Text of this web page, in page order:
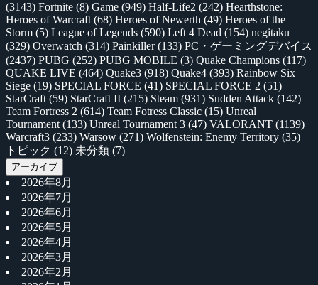
(3143) Fortnite (8) Game (949) Half-Life2 (242) Hearthstone:
Heroes of Warcraft (68) Heroes of Newerth (49) Heroes of the
Storm (5) League of Legends (590) Left 4 Dead (154) negitaku
(329) Overwatch (314) Painkiller(133) PC・ゲーミングデバイス
(2437) PUBG (252) PUBG MOBILE (3) Quake Champions (117)
QUAKE LIVE (464) Quake3 (918) Quake4 (393) Rainbow Six
Siege (19) SPECIAL FORCE (41) SPECIAL FORCE 2 (51)
StarCraft (59) StarCraft II (215) Steam (931) Sudden Attack (142)
Team Fortress 2 (614) Team Fotress Classic (15) Unreal
Tournament (133) Unreal Tournament 3 (47) VALORANT (1139)
Warcraft3 (233) Warsow (271) Wolfenstein: Enemy Territory (35)
トピック (12) 未分類 (7)
アーカイブ
2026年8月
2026年7月
2026年6月
2026年5月
2026年4月
2026年3月
2026年2月